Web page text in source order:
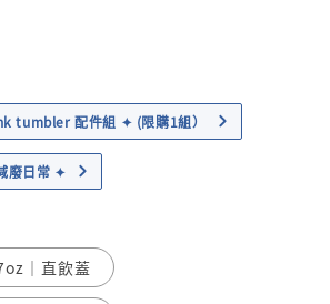
tumbler 配件組 ✦ (限購1組）
廢日常 ✦
｜直飲蓋